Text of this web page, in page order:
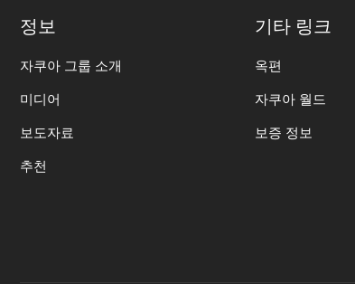
정보
자쿠아 그룹 소개
미디어
보도자료
추천
기타 링크
옥편
자쿠아 월드
보증 정보